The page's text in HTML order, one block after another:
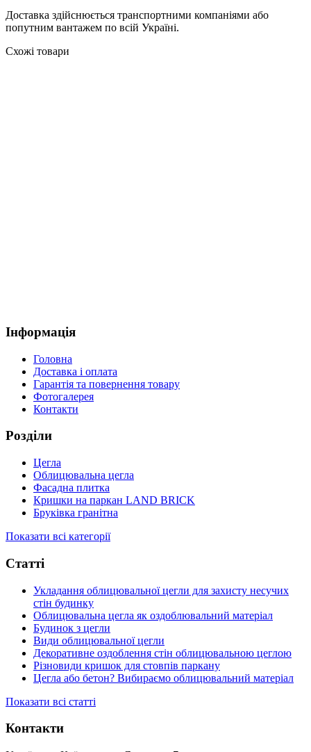
Доставка здійснюється транспортними компаніями або
попутним вантажем по всій Україні.
Схожі товари
Інформація
Головна
Доставка і оплата
Гарантія та повернення товару
Фотогалерея
Контакти
Розділи
Цегла
Облицювальна цегла
Фасадна плитка
Кришки на паркан LAND BRICK
Бруківка гранітна
Показати всі категорії
Статті
Укладання облицювальної цегли для захисту несучих
стін будинку
Облицювальна цегла як оздоблювальний матеріал
Будинок з цегли
Види облицювальної цегли
Декоративне оздоблення стін облицювальною цеглою
Різновиди кришок для стовпів паркану
Цегла або бетон? Вибираємо облицювальний матеріал
Показати всі статті
Контакти